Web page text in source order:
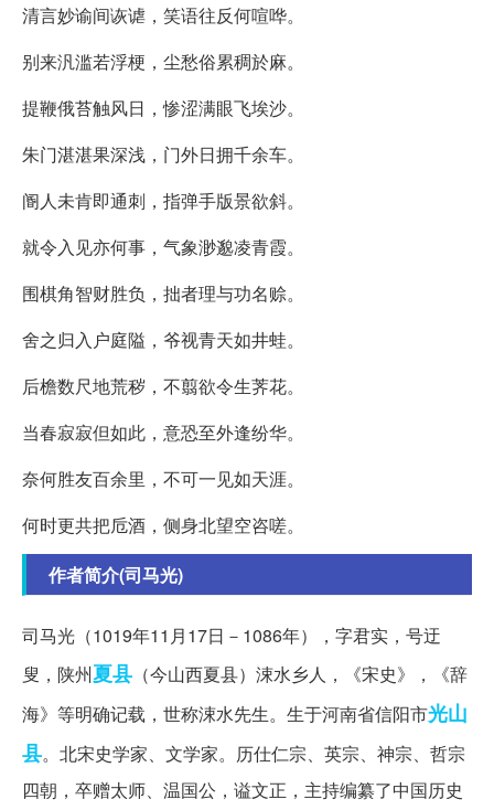
清言妙谕间诙谑，笑语往反何喧哗。
别来汎滥若浮梗，尘愁俗累稠於麻。
提鞭俄苔触风日，惨涩满眼飞埃沙。
朱门湛湛果深浅，门外日拥千余车。
阍人未肯即通刺，指弹手版景欲斜。
就令入见亦何事，气象渺邈凌青霞。
围棋角智财胜负，拙者理与功名赊。
舍之归入户庭隘，爷视青天如井蛙。
后檐数尺地荒秽，不翦欲令生荠花。
当春寂寂但如此，意恐至外逢纷华。
奈何胜友百余里，不可一见如天涯。
何时更共把卮酒，侧身北望空咨嗟。
作者简介(司马光)
司马光（1019年11月17日－1086年），字君实，号迂
叟，陕州夏县 （今山西夏县）涑水乡人，《宋史》，《辞
海》等明确记载，世称涑水先生。生于河南省信阳市光山
县。北宋史学家、文学家。历仕仁宗、英宗、神宗、哲宗
四朝，卒赠太师、温国公，谥文正，主持编纂了中国历史